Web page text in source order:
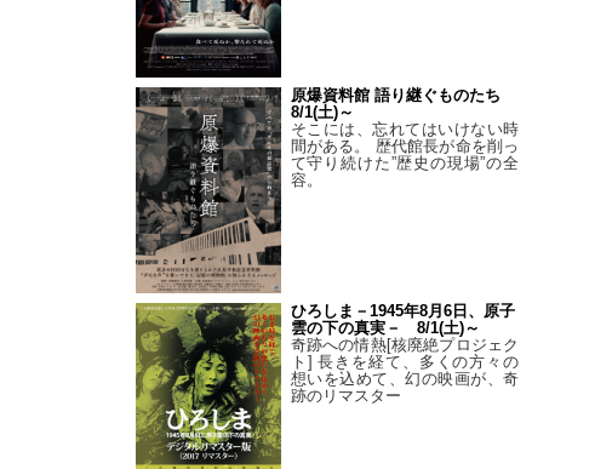
原爆資料館 語り継ぐものたち
8/1(土)～
そこには、忘れてはいけない時
間がある。 歴代館長が命を削っ
て守り続けた”歴史の現場”の全
容。
ひろしま－1945年8月6日、原子
雲の下の真実－ 8/1(土)～
奇跡への情熱[核廃絶プロジェク
ト] 長きを経て、多くの方々の
想いを込めて、幻の映画が、奇
跡のリマスター